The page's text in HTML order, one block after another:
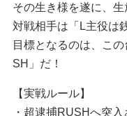
その生き様を遂に、生
対戦相手は「L主役は
目標となるのは、こ
SH」だ！
【実戦ルール】
・超逮捕RUSHへ突